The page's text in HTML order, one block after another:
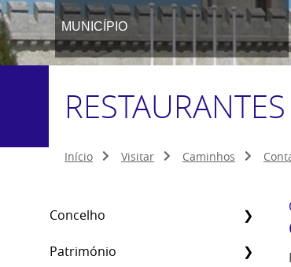
MUNICÍPIO
RESTAURANTES
Início Visitar Caminhos
Concelho
Património